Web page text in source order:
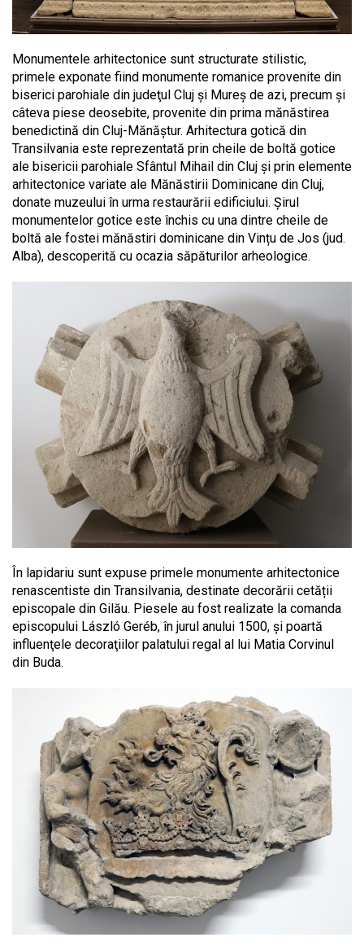
Monumentele arhitectonice sunt structurate stilistic,
primele exponate fiind monumente romanice provenite din
biserici parohiale din judeţul Cluj şi Mureş de azi, precum şi
câteva piese deosebite, provenite din prima mănăstirea
benedictină din Cluj-Mănăştur. Arhitectura gotică din
Transilvania este reprezentată prin cheile de boltă gotice
ale bisericii parohiale Sfântul Mihail din Cluj și prin elemente
arhitectonice variate ale Mănăstirii Dominicane din Cluj,
donate muzeului în urma restaurării edificiului. Șirul
monumentelor gotice este închis cu una dintre cheile de
boltă ale fostei mănăstiri dominicane din Vințu de Jos (jud.
Alba), descoperită cu ocazia săpăturilor arheologice.
În lapidariu sunt expuse primele monumente arhitectonice
renascentiste din Transilvania, destinate decorării cetății
episcopale din Gilău. Piesele au fost realizate la comanda
episcopului László Geréb, în jurul anului 1500, și poartă
influenţele decoraţiilor palatului regal al lui Matia Corvinul
din Buda.